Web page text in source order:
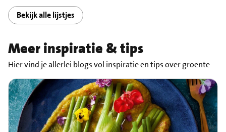
Bekijk alle lijstjes
Meer inspiratie & tips
Hier vind je allerlei blogs vol inspiratie en tips over groente